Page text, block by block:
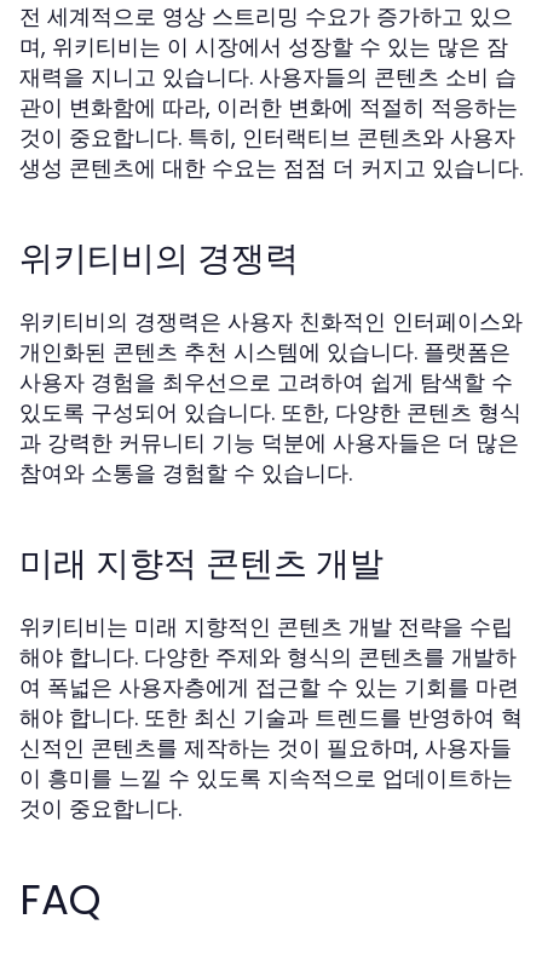
전 세계적으로 영상 스트리밍 수요가 증가하고 있으
며, 위키티비는 이 시장에서 성장할 수 있는 많은 잠
재력을 지니고 있습니다. 사용자들의 콘텐츠 소비 습
관이 변화함에 따라, 이러한 변화에 적절히 적응하는
것이 중요합니다. 특히, 인터랙티브 콘텐츠와 사용자
생성 콘텐츠에 대한 수요는 점점 더 커지고 있습니다.
위키티비의 경쟁력
위키티비의 경쟁력은 사용자 친화적인 인터페이스와
개인화된 콘텐츠 추천 시스템에 있습니다. 플랫폼은
사용자 경험을 최우선으로 고려하여 쉽게 탐색할 수
있도록 구성되어 있습니다. 또한, 다양한 콘텐츠 형식
과 강력한 커뮤니티 기능 덕분에 사용자들은 더 많은
참여와 소통을 경험할 수 있습니다.
미래 지향적 콘텐츠 개발
위키티비는 미래 지향적인 콘텐츠 개발 전략을 수립
해야 합니다. 다양한 주제와 형식의 콘텐츠를 개발하
여 폭넓은 사용자층에게 접근할 수 있는 기회를 마련
해야 합니다. 또한 최신 기술과 트렌드를 반영하여 혁
신적인 콘텐츠를 제작하는 것이 필요하며, 사용자들
이 흥미를 느낄 수 있도록 지속적으로 업데이트하는
것이 중요합니다.
FAQ